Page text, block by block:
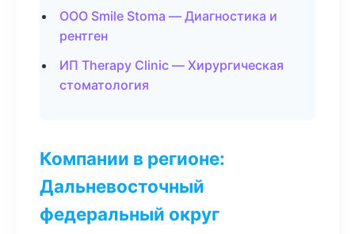
ООО Smile Stoma — Диагностика и
рентген
ИП Therapy Clinic — Хирургическая
стоматология
Компании в регионе:
Дальневосточный
федеральный округ